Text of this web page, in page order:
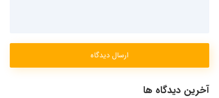
ارسال دیدگاه
آخرین دیدگاه ها